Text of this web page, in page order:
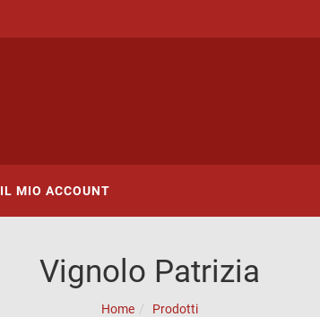
IL MIO ACCOUNT
Vignolo Patrizia
Home Prodotti